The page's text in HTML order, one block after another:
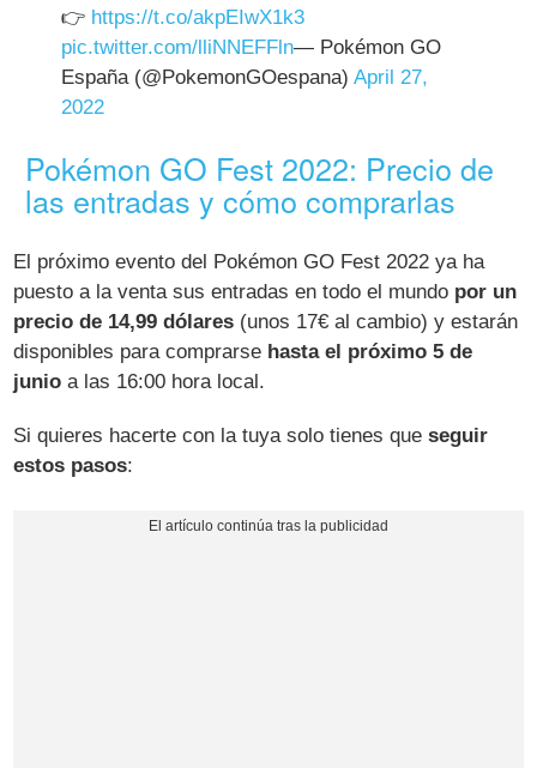
👉 https://t.co/akpEIwX1k3
pic.twitter.com/lliNNEFFln— Pokémon GO
España (@PokemonGOespana)April 27,
2022
Pokémon GO Fest 2022: Precio de
las entradas y cómo comprarlas
El próximo evento del Pokémon GO Fest 2022 ya ha
puesto a la venta sus entradas en todo el mundo por un
precio de 14,99 dólares (unos 17€ al cambio) y estarán
disponibles para comprarse hasta el próximo 5 de
junio a las 16:00 hora local.
Si quieres hacerte con la tuya solo tienes queseguir
estos pasos: